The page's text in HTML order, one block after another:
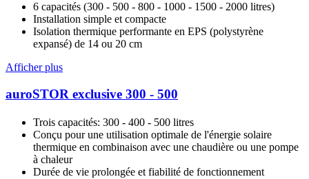
6 capacités (300 - 500 - 800 - 1000 - 1500 - 2000 litres)
Installation simple et compacte
Isolation thermique performante en EPS (polystyrène
expansé) de 14 ou 20 cm
Afficher plus
auroSTOR exclusive 300 - 500
Trois capacités: 300 - 400 - 500 litres
Conçu pour une utilisation optimale de l'énergie solaire
thermique en combinaison avec une chaudière ou une pompe
à chaleur
Durée de vie prolongée et fiabilité de fonctionnement